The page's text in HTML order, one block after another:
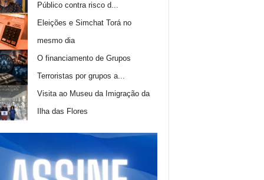
Público contra risco d...
Eleições e Simchat Torá no
mesmo dia
O financiamento de Grupos
Terroristas por grupos a...
Visita ao Museu da Imigração da
Ilha das Flores